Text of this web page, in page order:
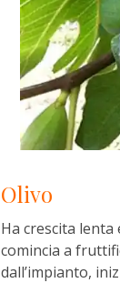
Olivo
Ha crescita
comincia a
dall’impianto,